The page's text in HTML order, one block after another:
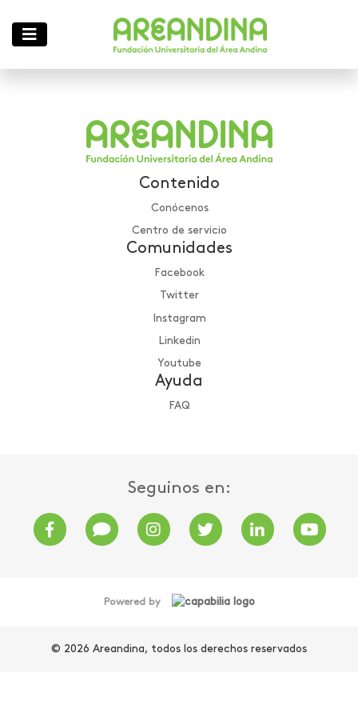
Contenido
Conócenos
Centro de servicio
Comunidades
Facebook
Twitter
Instagram
Linkedin
Youtube
Ayuda
FAQ
Seguinos en:
Powered by
© 2026 Areandina, todos los derechos reservados